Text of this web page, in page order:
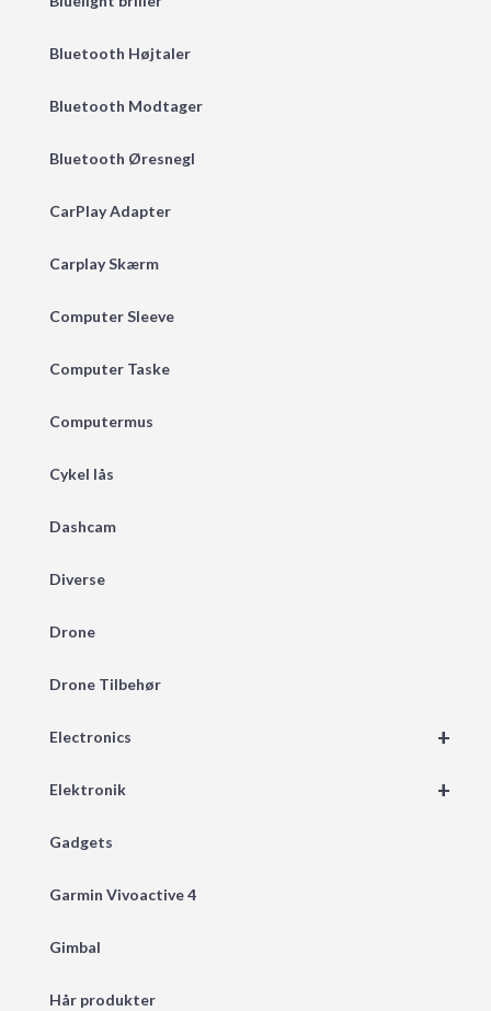
Bluetooth Højtaler
Bluetooth Modtager
Bluetooth Øresnegl
CarPlay Adapter
Carplay Skærm
Computer Sleeve
Computer Taske
Computermus
Cykel lås
Dashcam
Diverse
Drone
Drone Tilbehør
+
Electronics
+
Elektronik
Gadgets
Garmin Vivoactive 4
Gimbal
Hår produkter